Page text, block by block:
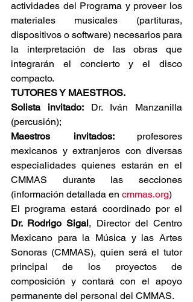
actividades del Programa y proveer los
materiales musicales (partituras,
dispositivos o software) necesarios para
la interpretación de las obras que
integrarán el concierto y el disco
compacto.
TUTORES Y MAESTROS.
Solista invitado: Dr. Iván Manzanilla
(percusión);
Maestros invitados: profesores
mexicanos y extranjeros con diversas
especialidades quienes estarán en el
CMMAS durante las secciones
(información detallada en cmmas.org)
Dr. Rodrigo Sigal, Director del Centro
Mexicano para la Música y las Artes
Sonoras (CMMAS), quien será el tutor
principal de los proyectos de
composición y contará con el apoyo
permanente del personal del CMMAS.